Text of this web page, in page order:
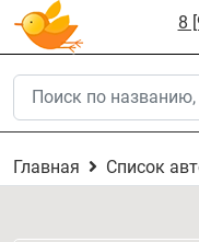
8
Главная Список